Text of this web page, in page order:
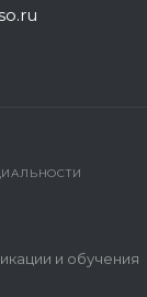
и обучения